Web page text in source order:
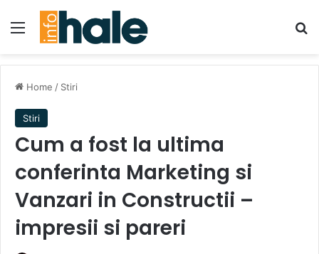
Menu
Home / Stiri
Stiri
Cum a fost la ultima
conferinta Marketing si
Vanzari in Constructii –
impresii si pareri